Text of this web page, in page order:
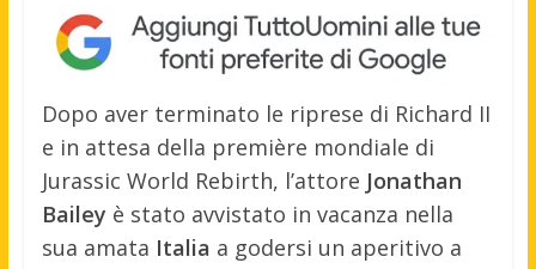
Dopo aver terminato le riprese di Richard II
e in attesa della première mondiale di
Jurassic World Rebirth, l’attore Jonathan
Bailey è stato avvistato in vacanza nella
sua amata Italia a godersi un aperitivo a